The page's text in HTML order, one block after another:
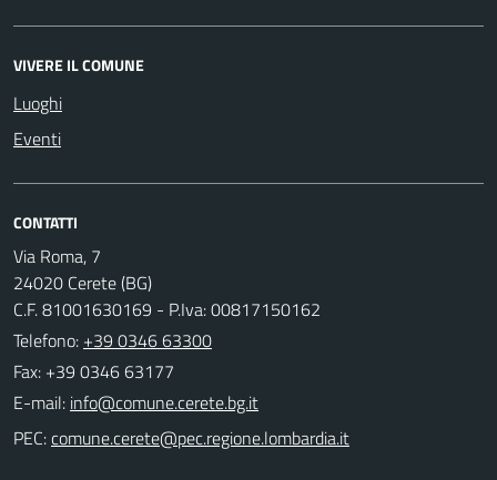
VIVERE IL COMUNE
Luoghi
Eventi
CONTATTI
Via Roma, 7
24020 Cerete (BG)
C.F. 81001630169 - P.Iva: 00817150162
Telefono: +39 0346 63300
Fax: +39 0346 63177
E-mail:
PEC: